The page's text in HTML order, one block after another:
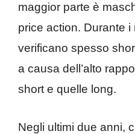
maggior parte è
price action. Durante i
verificano spesso
a causa dell’alto
short e quelle long.
Negli ultimi due anni,